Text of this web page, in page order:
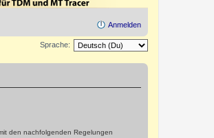
Anmelden
Sprache:
den nachfolgenden Regelungen